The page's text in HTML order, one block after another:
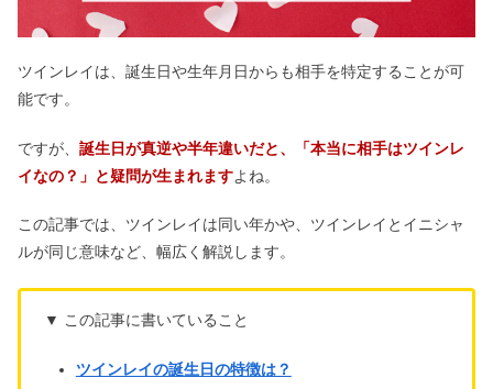
ツインレイは、誕生日や生年月日からも相手を特定することが可
能です。
ですが、 誕生日が真逆や半年違いだと、「本当に相手はツインレ
イなの？」と疑問が生まれますよね。
この記事では、ツインレイは同い年かや、ツインレイとイニシャ
ルが同じ意味など、幅広く解説します。
▼ この記事に書いていること
ツインレイの誕生日の特徴は？